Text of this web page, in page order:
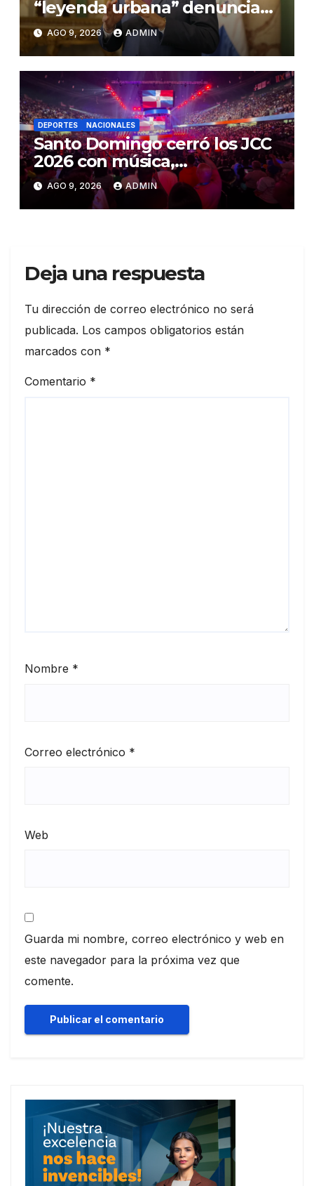
“leyenda urbana” denuncias
de presiones a jueces de la
SCJ
AGO 9, 2026 ADMIN
DEPORTES NACIONALES
Santo Domingo cerró los JCC
2026 con música,
reconocimientos y alegría
AGO 9, 2026 ADMIN
Deja una respuesta
Tu dirección de correo electrónico no será
publicada. Los campos obligatorios están
marcados con *
Comentario *
Nombre *
Correo electrónico *
Web
Guarda mi nombre, correo electrónico y web en
este navegador para la próxima vez que
comente.